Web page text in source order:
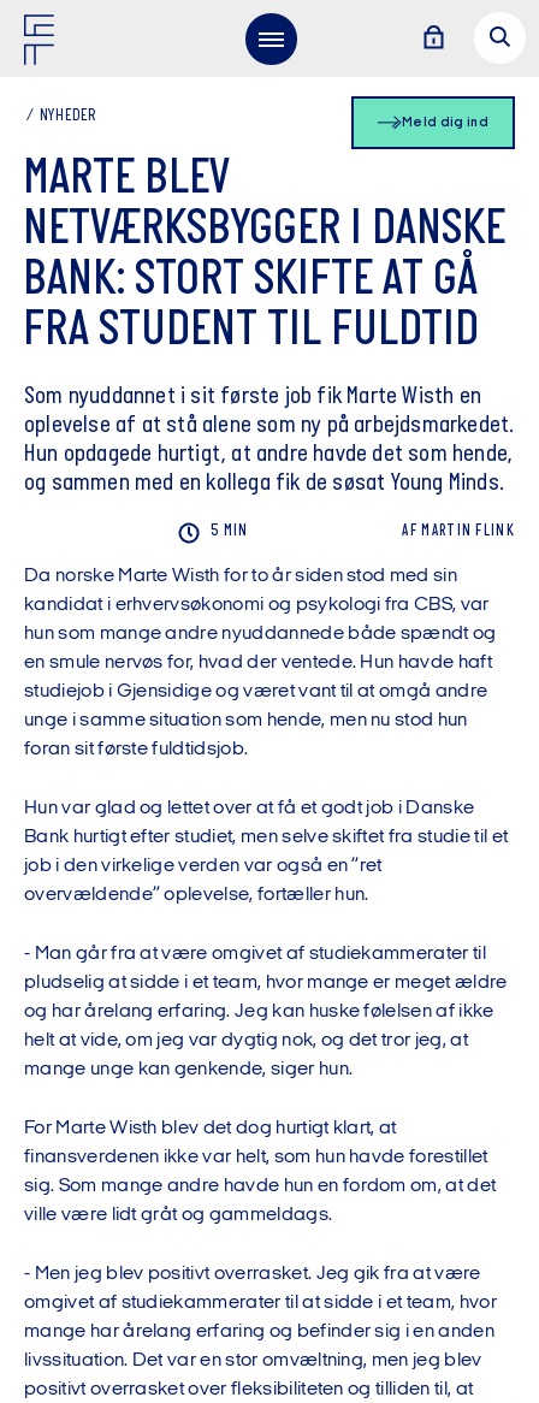
Meld dig ind
NYHEDER
MARTE BLEV
NETVÆRKSBYGGER I DANSKE
BANK: STORT SKIFTE AT GÅ
FRA STUDENT TIL FULDTID
Som nyuddannet i sit første job fik Marte Wisth en
oplevelse af at stå alene som ny på arbejdsmarkedet.
Hun opdagede hurtigt, at andre havde det som hende,
og sammen med en kollega fik de søsat Young Minds.
5 MIN AF MARTIN FLINK
Da norske Marte Wisth for to år siden stod med sin
kandidat i erhvervsøkonomi og psykologi fra CBS, var
hun som mange andre nyuddannede både spændt og
en smule nervøs for, hvad der ventede. Hun havde haft
studiejob i Gjensidige og været vant til at omgå andre
unge i samme situation som hende, men nu stod hun
foran sit første fuldtidsjob.
Hun var glad og lettet over at få et godt job i Danske
Bank hurtigt efter studiet, men selve skiftet fra studie til et
job i den virkelige verden var også en ”ret
overvældende” oplevelse, fortæller hun.
- Man går fra at være omgivet af studiekammerater til
pludselig at sidde i et team, hvor mange er meget ældre
og har årelang erfaring. Jeg kan huske følelsen af ikke
helt at vide, om jeg var dygtig nok, og det tror jeg, at
mange unge kan genkende, siger hun.
For Marte Wisth blev det dog hurtigt klart, at
finansverdenen ikke var helt, som hun havde forestillet
sig. Som mange andre havde hun en fordom om, at det
ville være lidt gråt og gammeldags.
- Men jeg blev positivt overrasket. Jeg gik fra at være
omgivet af studiekammerater til at sidde i et team, hvor
mange har årelang erfaring og befinder sig i en anden
livssituation. Det var en stor omvæltning, men jeg blev
positivt overrasket over fleksibiliteten og tilliden til, at